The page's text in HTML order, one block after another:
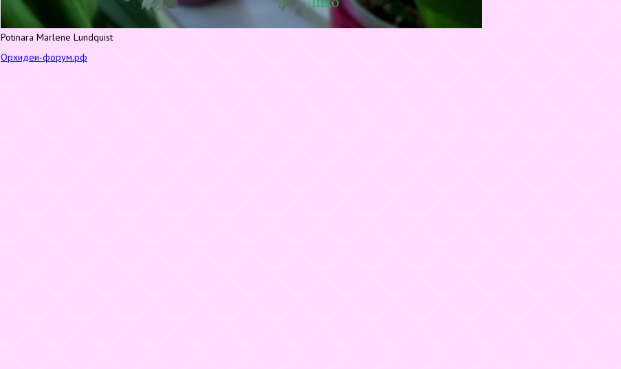
Potinara Marlene Lundquist
Орхидеи-форум.рф